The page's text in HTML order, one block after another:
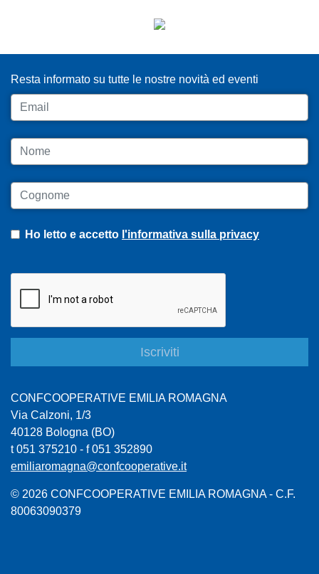
Resta informato su tutte le nostre novità ed eventi
Email
Nome
Cognome
Ho letto e accetto l'informativa sulla privacy
CONFCOOPERATIVE EMILIA ROMAGNA
Via Calzoni, 1/3
40128 Bologna (BO)
t 051 375210 - f 051 352890
emiliaromagna@confcooperative.it
© 2026 CONFCOOPERATIVE EMILIA ROMAGNA - C.F.
80063090379